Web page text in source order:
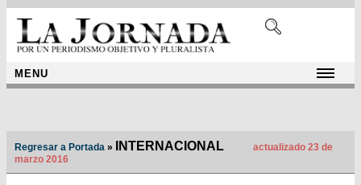
MENU
Regresar a Portada » INTERNACIONAL
actualizado 23 de
marzo 2016